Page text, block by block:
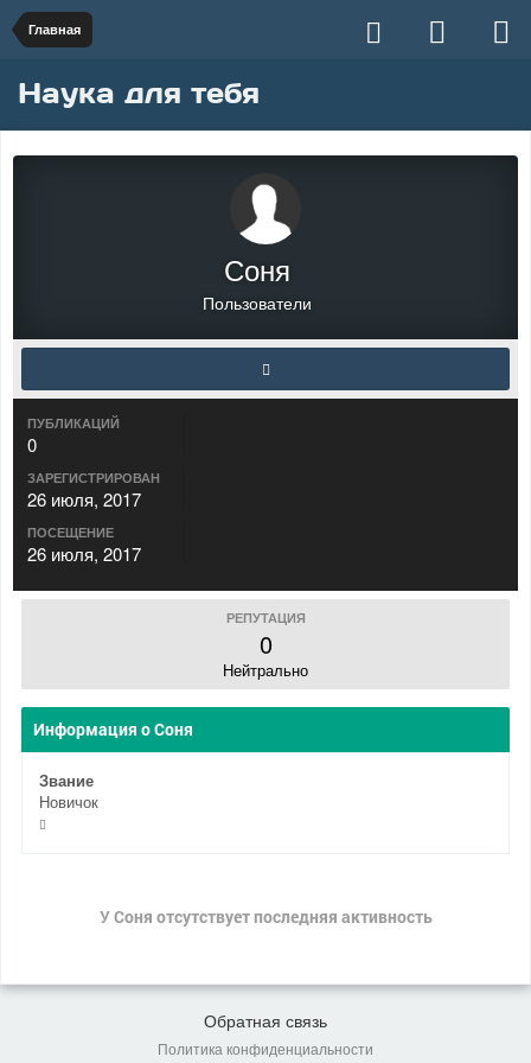
Главная
Наука для тебя
Соня
Пользователи
ПУБЛИКАЦИЙ
0
ЗАРЕГИСТРИРОВАН
26 июля, 2017
ПОСЕЩЕНИЕ
26 июля, 2017
РЕПУТАЦИЯ
0
Нейтрально
Информация о Соня
Звание
Новичок
У Соня отсутствует последняя активность
Обратная связь
Политика конфиденциальности